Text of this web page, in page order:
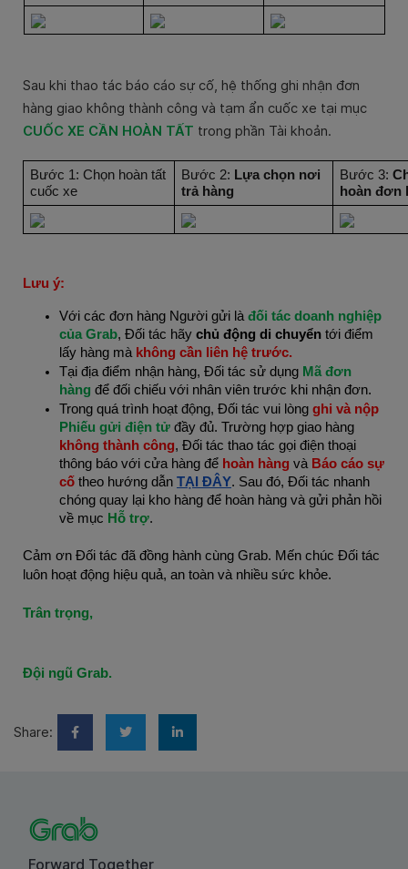
Sau khi thao tác báo cáo sự cố, hệ thống ghi nhận đơn
hàng giao không thành công và tạm ẩn cuốc xe tại mục
CUỐC XE CẦN HOÀN TẤT trong phần Tài khoản.
Bước 1: Chọn hoàn tất
cuốc xe
Bước 2: Lựa chọn nơi
trả hàng
Bước 3:
hoàn đơn
Lưu ý:
Với các đơn hàng Người gửi là đối tác doanh nghiệp
của Grab, Đối tác hãy chủ động di chuyển tới điểm
lấy hàng mà không cần liên hệ trước.
Tại địa điểm nhận hàng, Đối tác sử dụng Mã đơn
hàng để đối chiếu với nhân viên trước khi nhận đơn.
Trong quá trình hoạt động, Đối tác vui lòng ghi và nộp
Phiếu gửi điện tử đầy đủ. Trường hợp giao hàng
không thành công, Đối tác thao tác gọi điện thoại
thông báo với cửa hàng để hoàn hàng và Báo cáo sự
cố theo hướng dẫn TẠI ĐÂY. Sau đó, Đối tác nhanh
chóng quay lại kho hàng để hoàn hàng và gửi phản hồi
về mục Hỗ trợ.
Cảm ơn Đối tác đã đồng hành cùng Grab. Mến chúc Đối tác
luôn hoạt động hiệu quả, an toàn và nhiều sức khỏe.
Trân trọng,
Đội ngũ Grab.
Share:
Forward Together